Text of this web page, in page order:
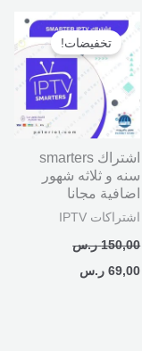
تخفيضات!
اشتراك smarters
سنه و ثلاثه شهور
اضافية مجانا
اشتراكات IPTV
150,00 ر.س
السعر
الأصلي
هو:
150,00 ر.س.
69,00 ر.س
السعر
الحالي
هو:
69,00 ر.س.